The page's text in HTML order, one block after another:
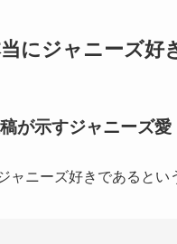
にジャニーズ好
が示すジャニーズ愛
ャニーズ好きであるとい